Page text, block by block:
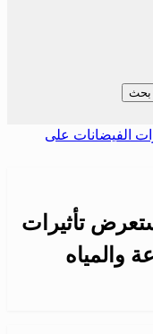
تأثيرات
والمياه